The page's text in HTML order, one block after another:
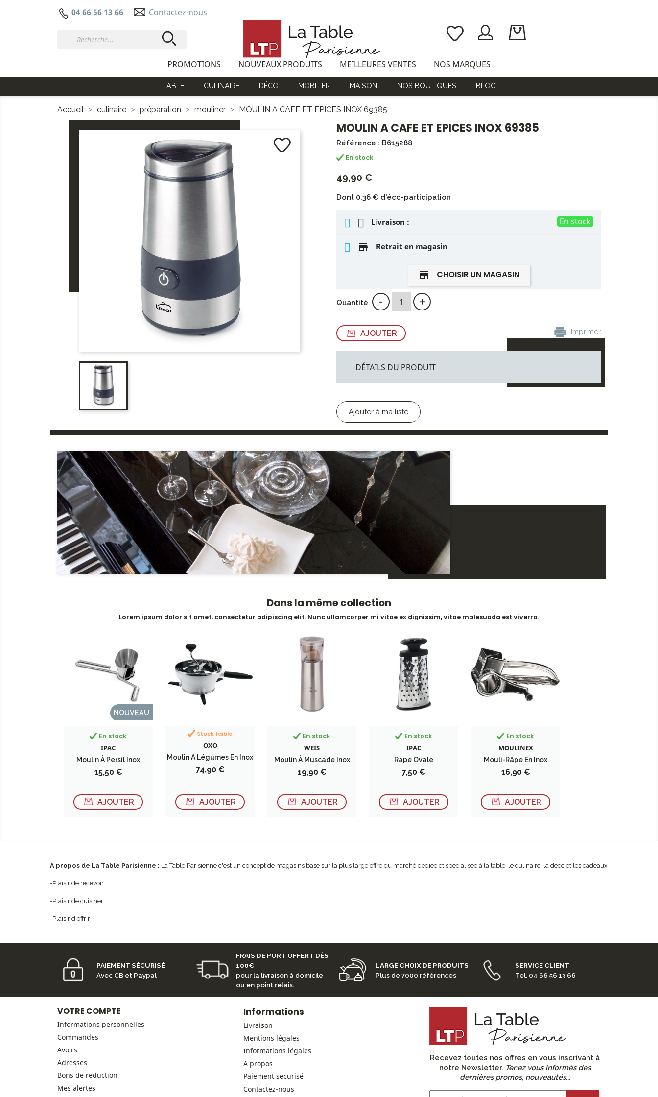
04 66 56 13 66 Contactez-nous
PROMOTIONS NOUVEAUX PRODUITS MEILLEURES VENTES NOS MARQUES
TABLE CULINAIRE DÉCO MOBILIER MAISON NOS BOUTIQUES BLOG
Accueil culinaire préparation mouliner MOULIN A CAFE ET EPICES INOX 69385
MOULIN A CAFE ET EPICES INOX 69385
Référence : B615288
En stock
49,90 €
Dont 0,36 € d'éco-participation
Livraison : En stock
store Retrait en magasin
store CHOISIR UN MAGASIN
Quantité - +
AJOUTER Imprimer
DÉTAILS DU PRODUIT
Ajouter à ma liste
Dans la même collection
Lorem ipsum dolor sit amet, consectetur adipiscing elit. Nunc ullamcorper mi vitae ex dignissim, vitae malesuada est viverra.
En stock
IPAC
Moulin À Persil Inox
Prix
15,50 €
AJOUTER
NOUVEAU
Stock faible
OXO
Moulin À Légumes En Inox
Prix
74,90 €
AJOUTER
En stock
WEIS
Moulin À Muscade Inox
Prix
19,90 €
AJOUTER
En stock
IPAC
Rape Ovale
Prix
7,50 €
AJOUTER
En stock
MOULINEX
Mouli-Râpe En Inox
Prix
16,90 €
AJOUTER
A propos de La Table Parisienne : La Table Parisienne c'est un concept de magasins basé sur la plus large offre du marché dédiée et spécialisée à la table, le culinaire, la déco et les cadeaux
-Plaisir de recevoir
-Plaisir de cuisiner
-Plaisir d'offrir
PAIEMENT SÉCURISÉ
Avec CB et Paypal
FRAIS DE PORT OFFERT DÈS
100€
pour la livraison à domicile
ou en point relais.
LARGE CHOIX DE PRODUITS
Plus de 7000 références
SERVICE CLIENT
Tel. 04 66 56 13 66
VOTRE COMPTE
Informations personnelles
Commandes
Avoirs
Adresses
Bons de réduction
Mes alertes
Informations
Livraison
Mentions légales
Informations légales
A propos
Paiement sécurisé
Contactez-nous
Recevez toutes nos offres en vous inscrivant à
notre Newsletter. Tenez vous informés des
dernières promos, nouveautés...